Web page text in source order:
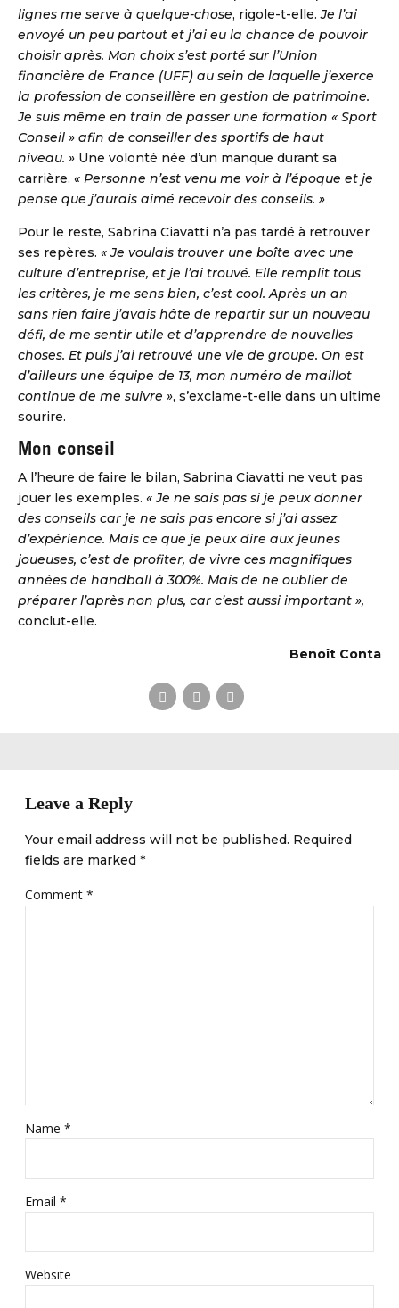
lignes me serve à quelque-chose, rigole-t-elle.Je l’ai
envoyé un peu partout et j’ai eu la chance de pouvoir
choisir après. Mon choix s’est porté sur l’Union
financière de France (UFF) au sein de laquelle j’exerce
la profession de conseillère en gestion de patrimoine.
Je suis même en train de passer une formation « Sport
Conseil » afin de conseiller des sportifs de haut
niveau. » Une volonté née d’un manque durant sa
carrière. « Personne n’est venu me voir à l’époque et je
pense que j’aurais aimé recevoir des conseils. »
Pour le reste, Sabrina Ciavatti n’a pas tardé à retrouver
ses repères. « Je voulais trouver une boîte avec une
culture d’entreprise, et je l’ai trouvé. Elle remplit tous
les critères, je me sens bien, c’est cool. Après un an
sans rien faire j’avais hâte de repartir sur un nouveau
défi, de me sentir utile et d’apprendre de nouvelles
choses. Et puis j’ai retrouvé une vie de groupe. On est
d’ailleurs une équipe de 13, mon numéro de maillot
continue de me suivre », s’exclame-t-elle dans un ultime
sourire.
Mon conseil
A l’heure de faire le bilan, Sabrina Ciavatti ne veut pas
jouer les exemples. « Je ne sais pas si je peux donner
des conseils car je ne sais pas encore si j’ai assez
d’expérience. Mais ce que je peux dire aux jeunes
joueuses, c’est de profiter, de vivre ces magnifiques
années de handball à 300%. Mais de ne oublier de
préparer l’après non plus, car c’est aussi important »,
conclut-elle.
Benoît Conta
Leave a Reply
Your email address will not be published. Required
fields are marked *
Comment *
Name *
Email *
Website